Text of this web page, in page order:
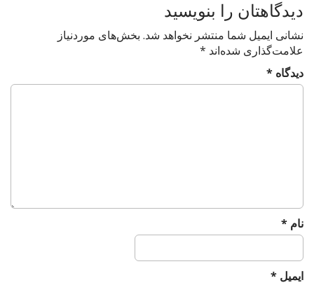
n
a
v
i
g
دیدگاهتان را بنویسید
نشانی ایمیل شما منتشر نخواهد شد. بخش‌های موردنیاز
علامت‌گذاری شده‌اند *
دیدگاه *
نام *
ایمیل *